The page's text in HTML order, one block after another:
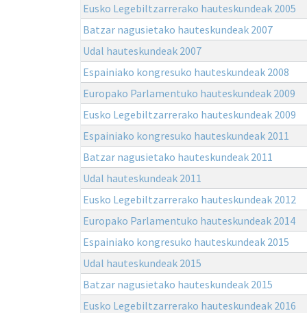
Eusko Legebiltzarrerako hauteskundeak 2005
Batzar nagusietako hauteskundeak 2007
Udal hauteskundeak 2007
Espainiako kongresuko hauteskundeak 2008
Europako Parlamentuko hauteskundeak 2009
Eusko Legebiltzarrerako hauteskundeak 2009
Espainiako kongresuko hauteskundeak 2011
Batzar nagusietako hauteskundeak 2011
Udal hauteskundeak 2011
Eusko Legebiltzarrerako hauteskundeak 2012
Europako Parlamentuko hauteskundeak 2014
Espainiako kongresuko hauteskundeak 2015
Udal hauteskundeak 2015
Batzar nagusietako hauteskundeak 2015
Eusko Legebiltzarrerako hauteskundeak 2016